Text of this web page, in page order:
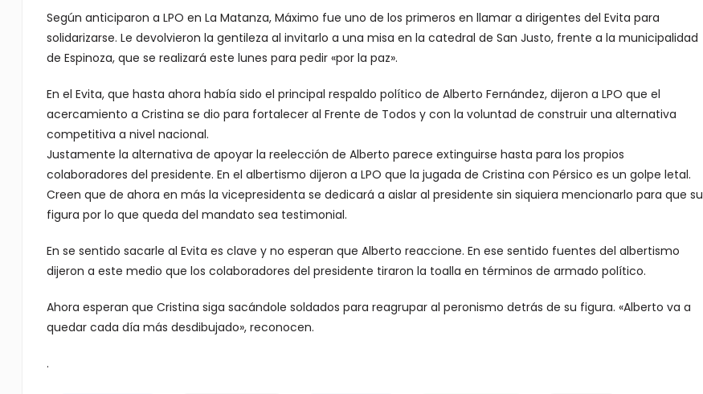
Según anticiparon a LPO en La Matanza, Máximo fue uno de los primeros en llamar a dirigentes del Evita para
solidarizarse. Le devolvieron la gentileza al invitarlo a una misa en la catedral de San Justo, frente a la municipalidad
de Espinoza, que se realizará este lunes para pedir «por la paz».
En el Evita, que hasta ahora había sido el principal respaldo político de Alberto Fernández, dijeron a LPO que el
acercamiento a Cristina se dio para fortalecer al Frente de Todos y con la voluntad de construir una alternativa
competitiva a nivel nacional.
Justamente la alternativa de apoyar la reelección de Alberto parece extinguirse hasta para los propios
colaboradores del presidente. En el albertismo dijeron a LPO que la jugada de Cristina con Pérsico es un golpe letal.
Creen que de ahora en más la vicepresidenta se dedicará a aislar al presidente sin siquiera mencionarlo para que su
figura por lo que queda del mandato sea testimonial.
En se sentido sacarle al Evita es clave y no esperan que Alberto reaccione. En ese sentido fuentes del albertismo
dijeron a este medio que los colaboradores del presidente tiraron la toalla en términos de armado político.
Ahora esperan que Cristina siga sacándole soldados para reagrupar al peronismo detrás de su figura. «Alberto va a
quedar cada día más desdibujado», reconocen.
.